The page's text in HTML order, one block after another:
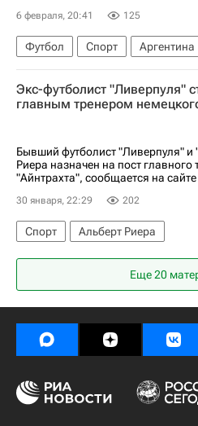
6 февраля, 20:41 125
Футбол Спорт Аргентина
Испания
Хамес Родригес
Миннесота Юнайтед
Леон
Чемпионат Франции по футболу
Лига чемпионов УЕФА 2026-
Экс-футболист "Ливерпуля"
главным тренером
Бывший футболист "Ливерпуля" и
Риера назначен на пост главного
"Айнтрахта", сообщается на
30 января, 22:29 202
Спорт
Альберт Риера
Айнтрахт (Франкфурт)
Футбол
Еще 20